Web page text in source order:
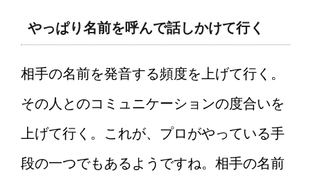
やっぱり名前を呼んで話しかけて行く
相手の名前を発音する頻度を上げて行く。
その人とのコミュニケーションの度合いを
上げて行く。これが、プロがやっている手
段の一つでもあるようですね。相手の名前